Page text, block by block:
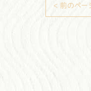
< 前のペー